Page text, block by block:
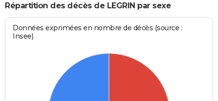
Répartition des décès de LEGRIN par sexe
Données exprimées en nombre de décès (source :
Insee)